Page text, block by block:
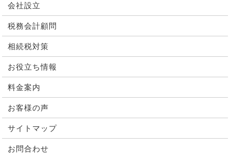
会社設立
税務会計顧問
相続税対策
お役立ち情報
料金案内
お客様の声
サイトマップ
お問合わせ